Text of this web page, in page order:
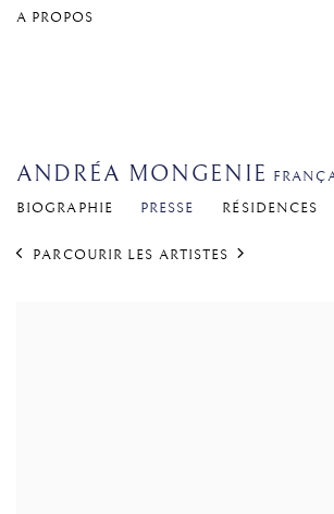
A PROPOS
ANDRÉA MONGENIE​
BIOGRAPHIE
PRESSE RÉSIDENCES
PARCOURIR LES ARTISTES